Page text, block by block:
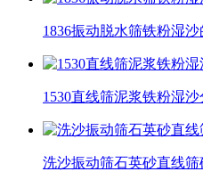
1836振动脱水筛铁粉湿
1530直线筛泥浆铁粉湿
洗沙振动筛石英砂直线